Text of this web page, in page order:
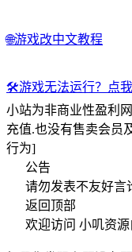
🌐游戏改中文教程
🛠️游戏无法运行？点我
小站为非商业性盈利
充值.也没有售卖会员
行为]
公告
请勿发表不友好言
返回顶部
欢迎访问 小叽资